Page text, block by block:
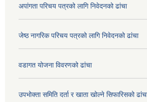
अपांगता परिचय पत्रको लागि निवेदनको ढांचा
जेष्ठ नागरिक परिचय पत्रको लागि निवेदनको ढांचा
वडागत योजना विवरणको ढांचा
उपभोक्ता समिति दर्ता र खाता खोल्ने सिफारिसको